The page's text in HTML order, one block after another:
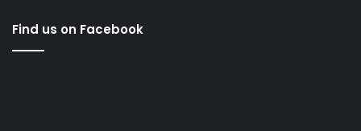
Find us on Facebook